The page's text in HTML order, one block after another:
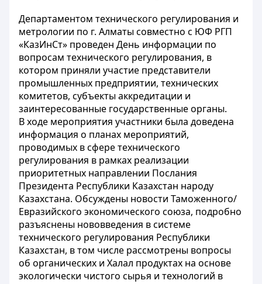
Департаментом технического регулирования и
метрологии по г. Алматы совместно с ЮФ РГП
«КазИнСт» проведен День информации по
вопросам технического регулирования, в
котором приняли участие представители
промышленных предприятии, технических
комитетов, субъекты аккредитации и
заинтересованные государственные органы.
В ходе мероприятия участники была доведена
информация о планах мероприятий,
проводимых в сфере технического
регулирования в рамках реализации
приоритетных направлении Послания
Президента Республики Казахстан народу
Казахстана. Обсуждены новости Таможенного/
Евразийского экономического союза, подробно
разъяснены нововведения в системе
технического регулирования Республики
Казахстан, в том числе рассмотрены вопросы
об органических и Халал продуктах на основе
экологически чистого сырья и технологий в